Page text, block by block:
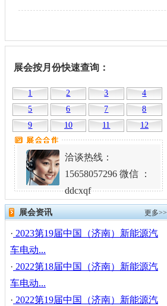
展会按月份快速查询：
1 2 3
4
5
6 7
8
9
10 11 12
洽谈热线：
15658057296 微信 ：
ddcxqf
展会资讯 更多>>
· 2023第19届中国（济南）新能源汽
车电动...
· 2022第18届中国（济南）新能源汽
车电动...
· 2022第19届中国（济南）新能源汽